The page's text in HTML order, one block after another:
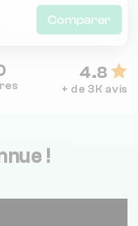
Comparer
4.8
+ de 3K avis
!